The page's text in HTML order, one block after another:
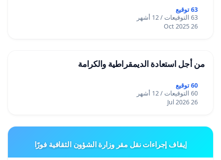
63 توقيع
63 التوقيعات / 12 أشهر
26 Oct 2025
من أجل استعادة الديمقراطية والكرامة
60 توقيع
60 التوقيعات / 12 أشهر
26 Jul 2026
إيقاف إجراءات نقل مقر وزارة الشؤون الثقافية فورًا